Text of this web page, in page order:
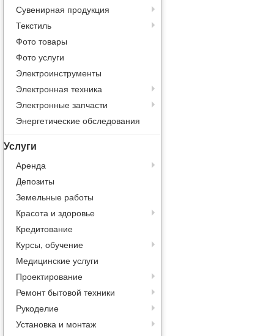
Сувенирная продукция
Текстиль
Фото товары
Фото услуги
Электроинструменты
Электронная техника
Электронные запчасти
Энергетические обследования
Услуги
Аренда
Депозиты
Земельные работы
Красота и здоровье
Кредитование
Курсы, обучение
Медицинские услуги
Проектирование
Ремонт бытовой техники
Рукоделие
Установка и монтаж